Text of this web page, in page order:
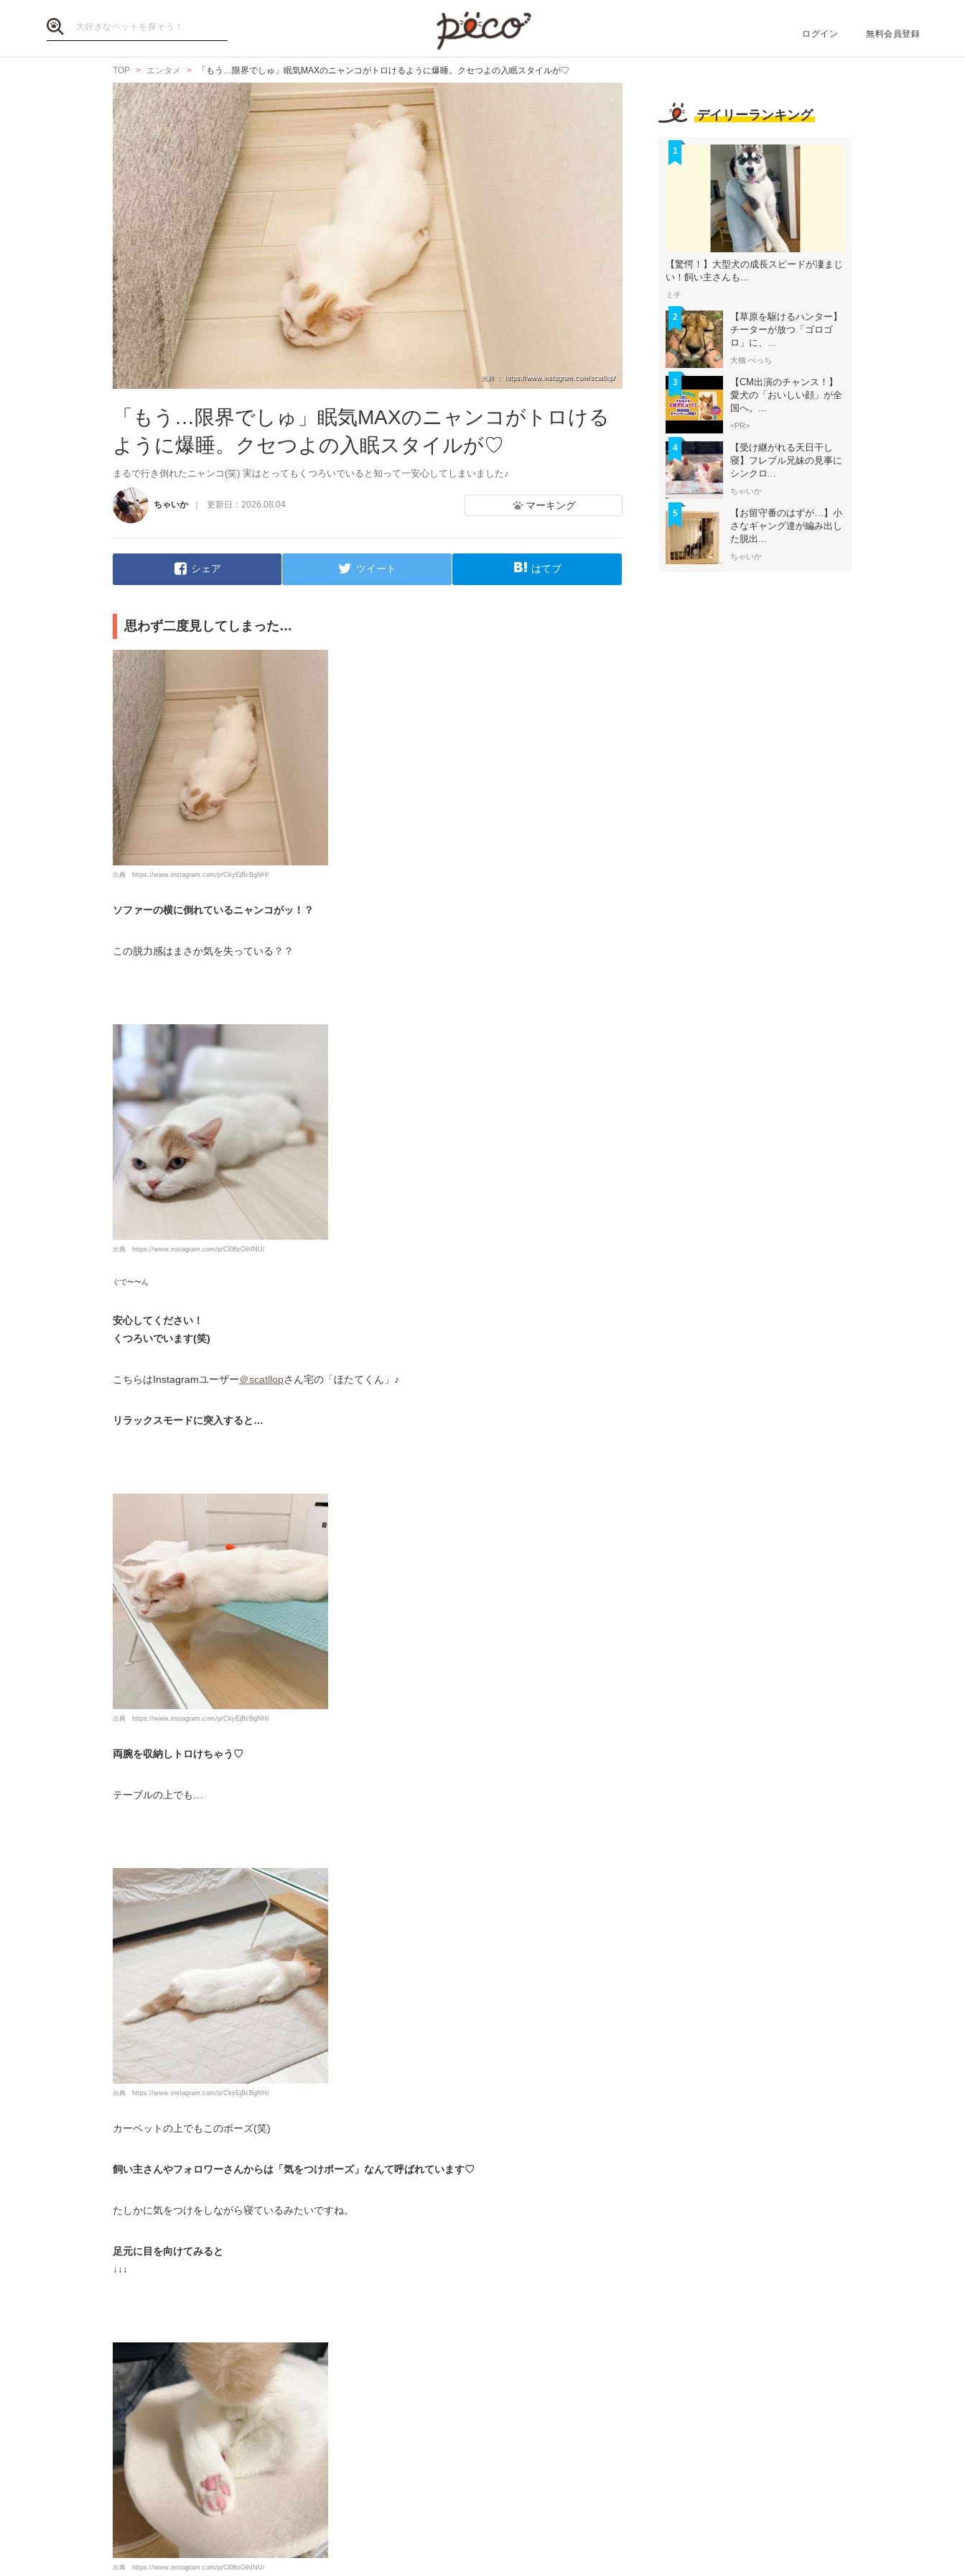
ログイン 無料会員登録
TOP エンタメ 「もう…限界でしゅ」眠気MAXのニャンコがトロけるように爆睡。クセつよの入眠スタイルが♡
出典 ： https://www.instagram.com/scatllop/
「もう…限界でしゅ」眠気MAXのニャンコがトロける
ように爆睡。クセつよの入眠スタイルが♡
まるで行き倒れたニャンコ(笑) 実はとってもくつろいでいると知って一安心してしまいました♪
ちゃいか 更新日： 2026.08.04 マーキング
シェア ツイート はてブ
思わず二度見してしまった…
出典 https://www.instagram.com/p/CkyEjBcBgNH/
ソファーの横に倒れているニャンコがッ！？
この脱力感はまさか気を失っている？？
出典 https://www.instagram.com/p/Cl06zOihINU/
ぐで〜〜ん
安心してください！
くつろいでいます(笑)
こちらはInstagramユーザー＠scatllopさん宅の「ほたてくん」♪
リラックスモードに突入すると…
出典 https://www.instagram.com/p/CkyEjBcBgNH/
両腕を収納しトロけちゃう♡
テーブルの上でも…
出典 https://www.instagram.com/p/CkyEjBcBgNH/
カーペットの上でもこのポーズ(笑)
飼い主さんやフォロワーさんからは「気をつけポーズ」なんて呼ばれています♡
たしかに気をつけをしながら寝ているみたいですね。
足元に目を向けてみると
↓↓↓
出典 https://www.instagram.com/p/Cl06zOihINU/
デイリーランキング
1
【驚愕！】大型犬の成長スピードが凄まじ
い！飼い主さんも...
ミチ
2
【草原を駆けるハンター】
チーターが放つ「ゴロゴ
ロ」に、...
大橋 ぺっち
3
【CM出演のチャンス！】
愛犬の「おいしい顔」が全
国へ。...
<PR>
4
【受け継がれる天日干し
寝】フレブル兄妹の見事に
シンクロ...
ちゃいか
5
【お留守番のはずが…】小
さなギャング達が編み出し
た脱出...
ちゃいか